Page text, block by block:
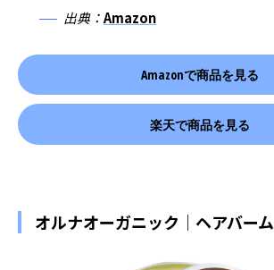
出典：Amazon
Amazonで商品を見る
楽天で商品を見る
オルナオーガニック｜ヘアバーム